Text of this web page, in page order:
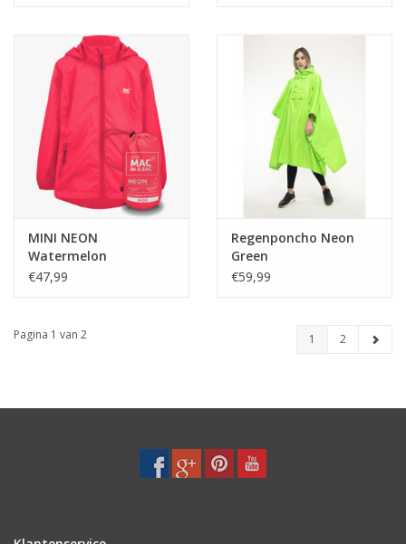
MINI NEON
Watermelon
€47,99
Regenponcho Neon
Green
€59,99
Pagina 1 van 2 1 2